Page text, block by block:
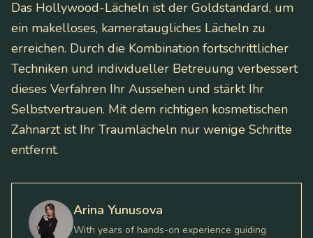
Das Hollywood-Lächeln ist der Goldstandard, um
ein makelloses, kamerataugliches Lächeln zu
erreichen. Durch die Kombination fortschrittlicher
Techniken und individueller Betreuung verbessert
dieses Verfahren Ihr Aussehen und stärkt Ihr
Selbstvertrauen. Mit dem richtigen kosmetischen
Zahnarzt ist Ihr Traumlächeln nur wenige Schritte
entfernt.
Arina Yunusova
With years of hands-on experience guiding